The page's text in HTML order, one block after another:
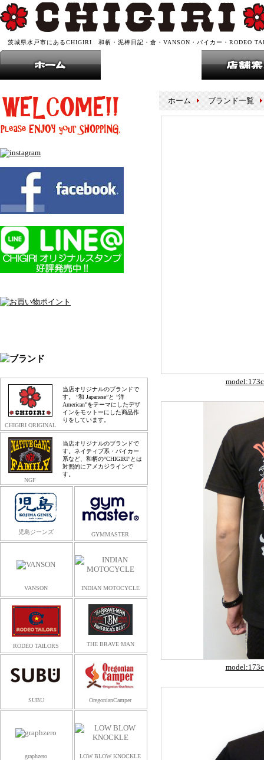
茨城県水戸市にあるCHIGIRI 和柄・泥棒日記・倉・VANSON・バイカー・RODEO
CHIGIRI ORIGINAL
当店オリジナルのブランドで
す。 ”和 Japanese”と ”洋
American”をテーマにしたデザ
インをモットーにした商品作
りをしています。
NGF
当店オリジナルのブランドで
す。ネイティブ系・バイカー
系など、和柄の“CHIGIRI”とは
対照的にアメカジラインで
す。
児島ジーンズ GYMMASTER
VANSON INDIAN MOTOCYCLE
RODEO TAILORS THE BRAVE MAN
SUBU OregonianCamper
graphzero LOW BLOW KNOCKLE
ホーム ブランド一覧